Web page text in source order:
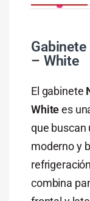
– White
El gabinete
Whitees
que buscan
moderno y
combina